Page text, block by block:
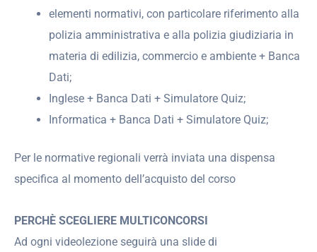
elementi normativi, con particolare riferimento alla
polizia amministrativa e alla polizia giudiziaria in
materia di edilizia, commercio e ambiente + Banca
Dati;
Inglese + Banca Dati + Simulatore Quiz;
Informatica + Banca Dati + Simulatore Quiz;
Per le normative regionali verrà inviata una dispensa
specifica al momento dell’acquisto del corso
PERCHÈ SCEGLIERE MULTICONCORSI
Ad ogni videolezione seguirà una slide di